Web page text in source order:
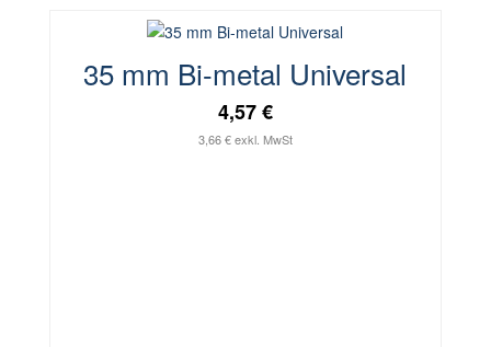
35 mm Bi-metal Universal
4,57 €
3,66 € exkl. MwSt